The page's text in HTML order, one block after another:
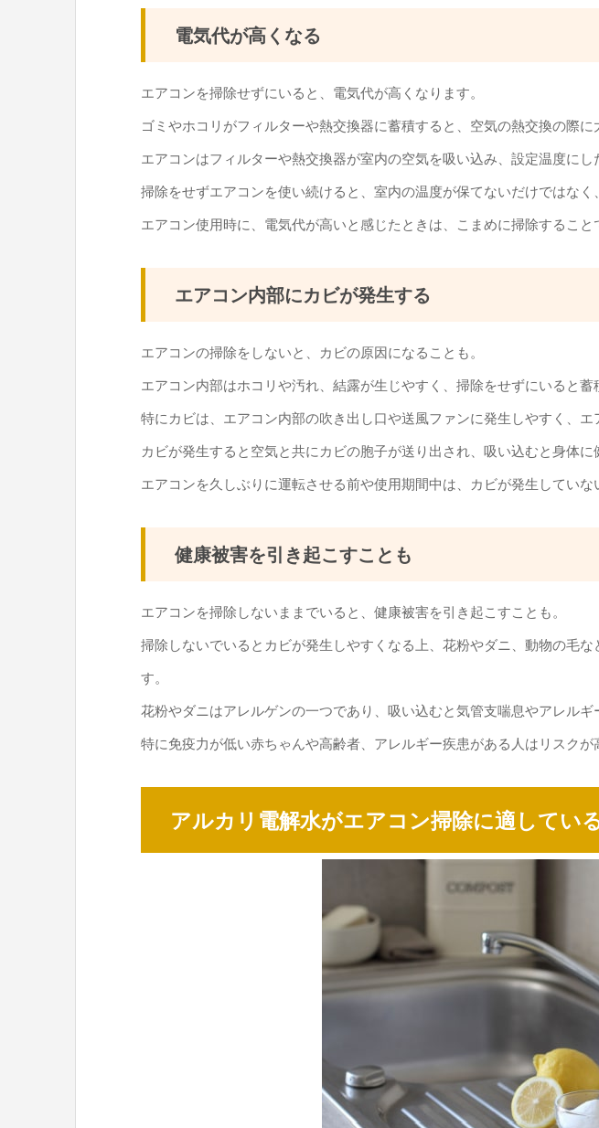
電気代が高くなる
エアコンを掃除せずにいると、電気代が高くなります。
ゴミやホコリがフィルターや熱交換器に蓄積すると、空気の熱交換の際
エアコンはフィルターや熱交換器が室内の空気を吸い込み、設定温度に
掃除をせずエアコンを使い続けると、室内の温度が保てないだけではなく
エアコン使用時に、電気代が高いと感じたときは、こまめに掃除すること
エアコン内部にカビが発生する
エアコンの掃除をしないと、カビの原因になることも。
エアコン内部はホコリや汚れ、結露が生じやすく、掃除をせずにいると
特にカビは、エアコン内部の吹き出し口や送風ファンに発生しやすく、
カビが発生すると空気と共にカビの胞子が送り出され、吸い込むと身体に
エアコンを久しぶりに運転させる前や使用期間中は、カビが発生していな
健康被害を引き起こすことも
エアコンを掃除しないままでいると、健康被害を引き起こすことも。
掃除しないでいるとカビが発生しやすくなる上、花粉やダニ、動物の毛
す。
花粉やダニはアレルゲンの一つであり、吸い込むと気管支喘息やアレル
特に免疫力が低い赤ちゃんや高齢者、アレルギー疾患がある人はリスクが
アルカリ電解水がエアコン掃除に適してい